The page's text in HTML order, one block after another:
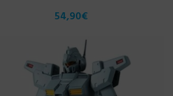
54,90€